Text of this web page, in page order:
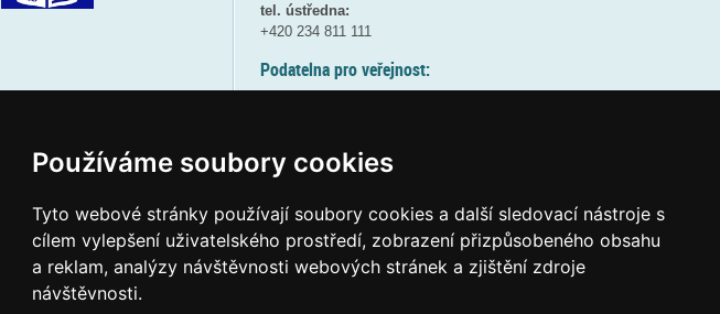
Používáme soubory cookies
Tyto webové stránky používají soubory cookies a další sledovací nástroje s
cílem vylepšení uživatelského prostředí, zobrazení přizpůsobeného obsahu
a reklam, analýzy návštěvnosti webových stránek a zjištění zdroje
návštěvnosti.
tel. ústředna:
+420 234 811 111
Podatelna pro veřejnost:
(více informací
Elektronická podatelna:
posta@msmtgov cz